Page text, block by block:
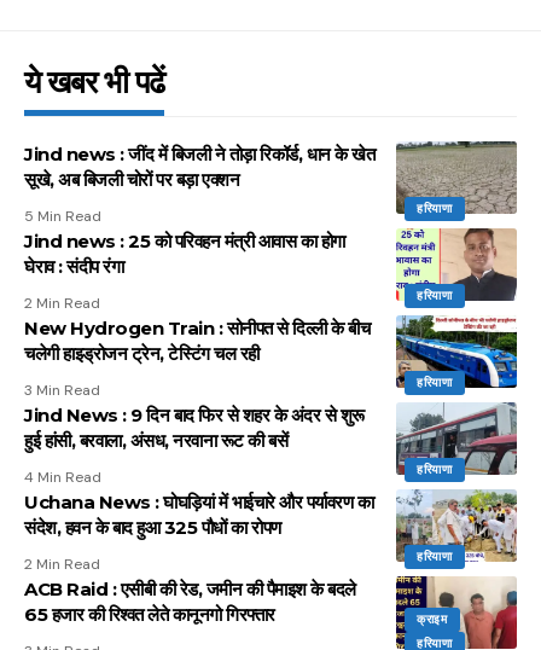
ये खबर भी पढें
हरियाणा
Jind news : जींद में बिजली ने तोड़ा रिकॉर्ड, धान के खेत
सूखे, अब बिजली चोरों पर बड़ा एक्शन
5 Min Read
हरियाणा
Jind news : 25 को परिवहन मंत्री आवास का होगा
घेराव : संदीप रंगा
2 Min Read
हरियाणा
New Hydrogen Train : सोनीपत से दिल्ली के बीच
चलेगी हाइड्रोजन ट्रेन, टेस्टिंग चल रही
3 Min Read
हरियाणा
Jind News : 9 दिन बाद फिर से शहर के अंदर से शुरू
हुई हांसी, बरवाला, अंसध, नरवाना रूट की बसें
4 Min Read
हरियाणा
Uchana News : घोघड़ियां में भाईचारे और पर्यावरण का
संदेश, हवन के बाद हुआ 325 पौधों का रोपण
2 Min Read
क्राइम
हरियाणा
ACB Raid : एसीबी की रेड, जमीन की पैमाइश के बदले
65 हजार की रिश्वत लेते कानूनगो गिरफ्तार